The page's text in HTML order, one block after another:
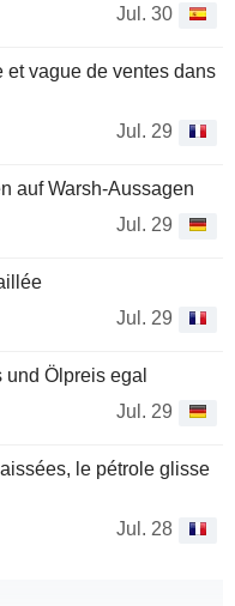
Jul. 30
et vague de ventes dans
Jul. 29
auf Warsh-Aussagen
Jul. 29
Jul. 29
Ölpreis egal
Jul. 29
le pétrole glisse
Jul. 28